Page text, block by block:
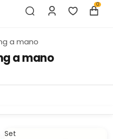
0
a mano
a mano
Set